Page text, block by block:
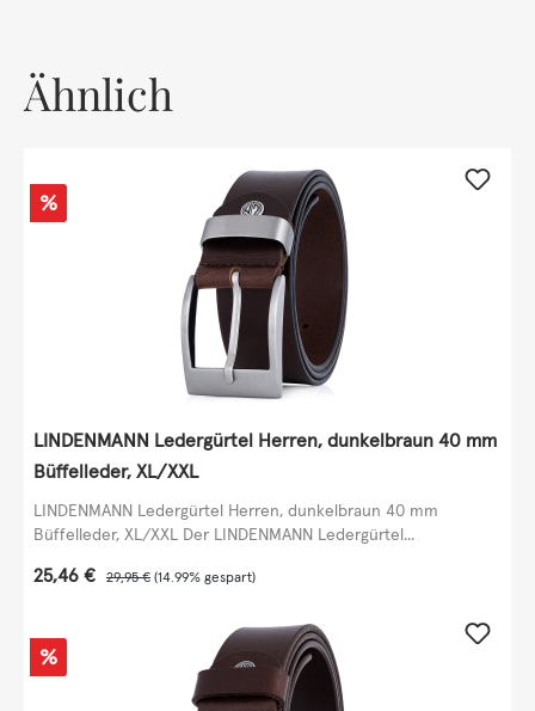
Ähnlich
Rabatt
%
LINDENMANN Ledergürtel Herren, dunkelbraun 40 mm
Büffelleder, XL/XXL
LINDENMANN Ledergürtel Herren, dunkelbraun 40 mm
Büffelleder, XL/XXL Der LINDENMANN Ledergürtel...
Verkaufspreis:
25,46 € Regulärer Preis:
29,95 € (14.99% gespart)
Rabatt
%